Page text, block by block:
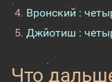
Вронский :
Джйотиш :
Что